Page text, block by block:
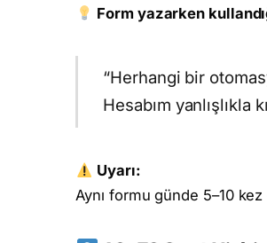
Form yazarken
“Herhangi bir
Hesabım yanlışlıkla
Uyarı:
Aynı formu günde 5–10